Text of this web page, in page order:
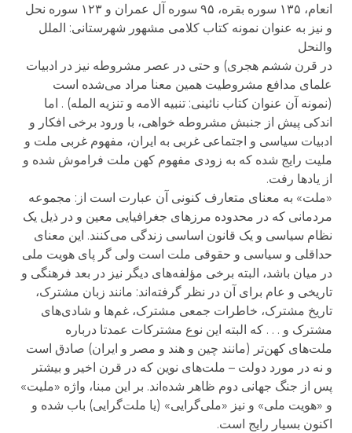
انعام، ۱۳۵ سوره بقره، ۹۵ سوره آل عمران و ۱۲۳ سوره نحل
و نیز به عنوان نمونه کتاب کلامی مشهور شهرستانی: الملل
والنحل
در قرن ششم هجری) و حتی در عصر مشروطه نیز در ادبیات
علمای مدافع مشروطیت همین معنا مراد می‌شده است
(نمونه آن عنوان کتاب نائینی: تنبیه الامه و تنزیه المله) . اما
اندکی پیش از جنبش مشروطه خواهی، با ورود برخی افکار و
ادبیات سیاسی و اجتماعی غربی به ایران، مفهوم غربی ملت و
ملیت رایج شده که به زودی مفهوم کهن ملت فراموش شده و
از یادها رفت.
«ملت» به معنای متعارف کنونی آن عبارت است از: مجموعه
مردمانی که در محدوده مرزهای جغرافیایی معین و در ذیل یک
نظام سیاسی و یک قانون اساسی زندگی می‌کنند. این معنای
حداقلی و سیاسی و حقوقی ملت است ولی گر پای هویت ملی
در میان باشد، البته برخی مؤلفه‌های دیگر نیز در بعد فرهنگی و
تاریخی و عام برای آن در نظر گرفته‌اند: مانند زبان مشترک،
تاریخ مشترک، خاطرات جمعی مشترک، غم‌ها و شادی‌های
مشترک و . . . که البته این نوع مشترکات عمدتا درباره
ملت‌های کهن‌تر (مانند چین و هند و مصر و ایران) صادق است
و نه در مورد دولت – ملت‌های نوین که در قرن اخیر و بیشتر
پس از جنگ جهانی دوم ظاهر شده‌اند. بر این مبنا، واژه «ملیت»
و «هویت ملی» و نیز «ملی‌گرایی» (یا ملت‌گرایی) باب شده و
اکنون بسیار رایج است.